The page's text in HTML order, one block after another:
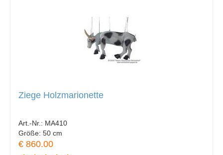
Ziege Holzmarionette
Art.-Nr.: MA410
Größe: 50 cm
€ 860.00